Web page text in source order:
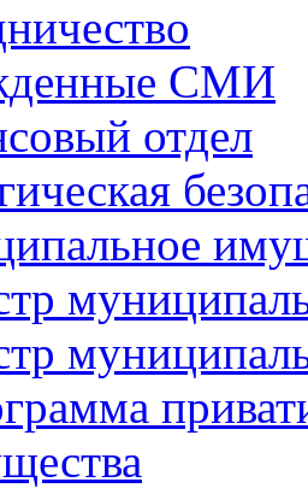
СМИ
отдел